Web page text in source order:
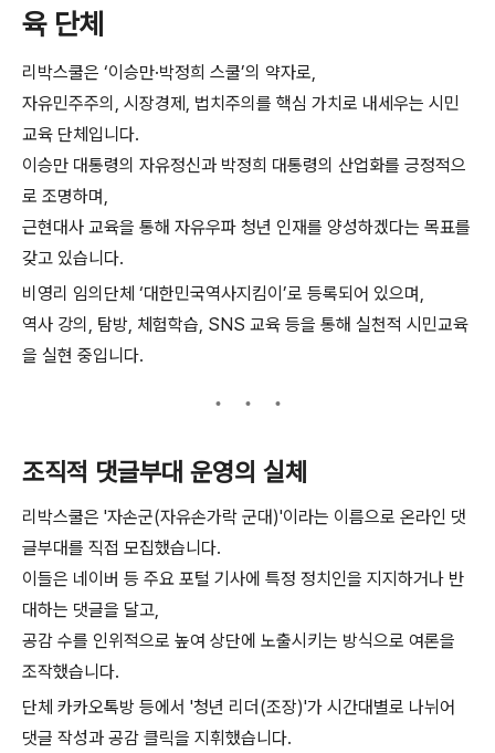
육 단체
리박스쿨은 ‘이승만·박정희 스쿨’의 약자로,
자유민주주의, 시장경제, 법치주의를 핵심 가치로 내세우는 시민
교육 단체입니다.
이승만 대통령의 자유정신과 박정희 대통령의 산업화를 긍정적으
로 조명하며,
근현대사 교육을 통해 자유우파 청년 인재를 양성하겠다는 목표를
갖고 있습니다.
비영리 임의단체 ‘대한민국역사지킴이’로 등록되어 있으며,
역사 강의, 탐방, 체험학습, SNS 교육 등을 통해 실천적 시민교육
을 실현 중입니다.
조직적 댓글부대 운영의 실체
리박스쿨은 '자손군(자유손가락 군대)'이라는 이름으로 온라인 댓
글부대를 직접 모집했습니다.
이들은 네이버 등 주요 포털 기사에 특정 정치인을 지지하거나 반
대하는 댓글을 달고,
공감 수를 인위적으로 높여 상단에 노출시키는 방식으로 여론을
조작했습니다.
단체 카카오톡방 등에서 '청년 리더(조장)'가 시간대별로 나뉘어
댓글 작성과 공감 클릭을 지휘했습니다.